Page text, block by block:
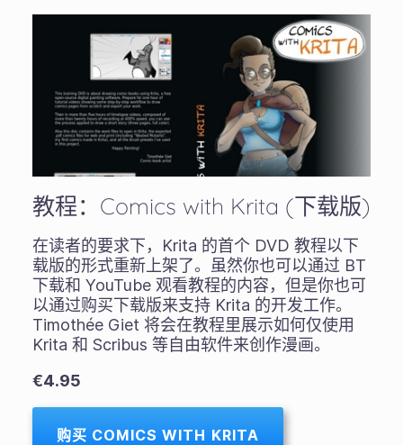
教程：Comics with Krita (下载版)
在读者的要求下，Krita 的首个 DVD 教程以下
载版的形式重新上架了。虽然你也可以通过 BT
下载和 YouTube 观看教程的内容，但是你也可
以通过购买下载版来支持 Krita 的开发工作。
Timothée Giet 将会在教程里展示如何仅使用
Krita 和 Scribus 等自由软件来创作漫画。
€4.95
购买 COMICS WITH KRITA